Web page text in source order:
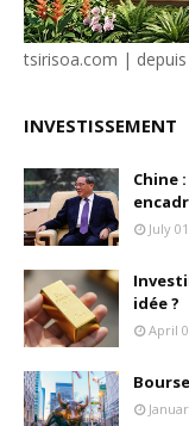
tsirisoa.com |
INVESTISSEMENT
Chine
July
idée ?
April